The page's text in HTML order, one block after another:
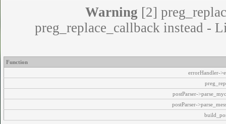
Warning [2]
preg_replace_callback instead -
Function
errorHandler-
postParser-
postParser-